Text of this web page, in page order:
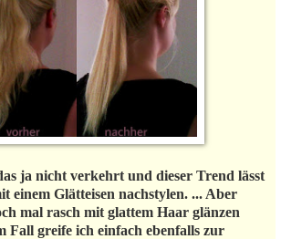
ja nicht verkehrt und dieser Trend lässt
einem Glätteisen nachstylen. ... Aber
mal rasch mit glattem Haar glänzen
Fall greife ich einfach ebenfalls zur